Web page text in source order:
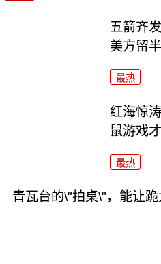
五箭齐
美方留
最热
红海惊
鼠游戏
最热
青瓦台的\"拍桌\"，能让跪